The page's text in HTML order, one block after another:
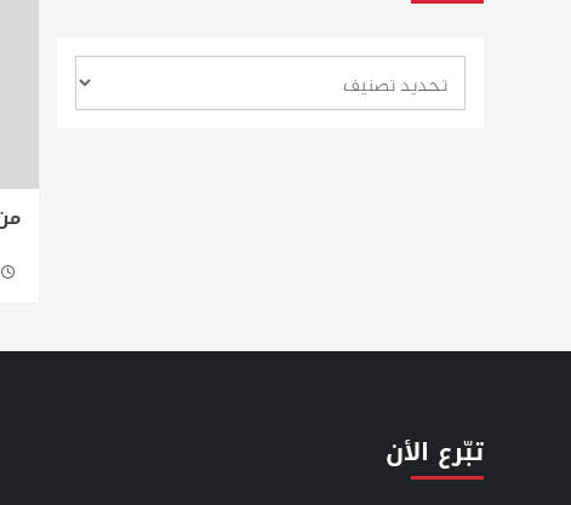
من
تبّرع الأن